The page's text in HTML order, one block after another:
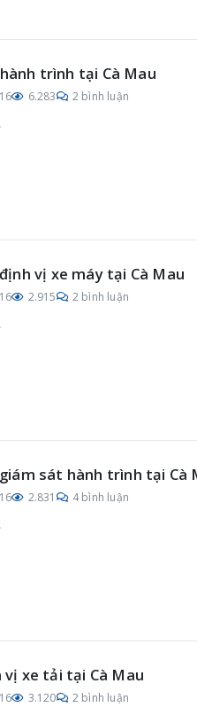
trình tại Cà Mau
6.283 2 bình luận
vị xe máy tại Cà Mau
2.915 2 bình luận
sát hành trình tại Cà
2.831 4 bình luận
vị xe tải tại Cà Mau
3.120 2 bình luận